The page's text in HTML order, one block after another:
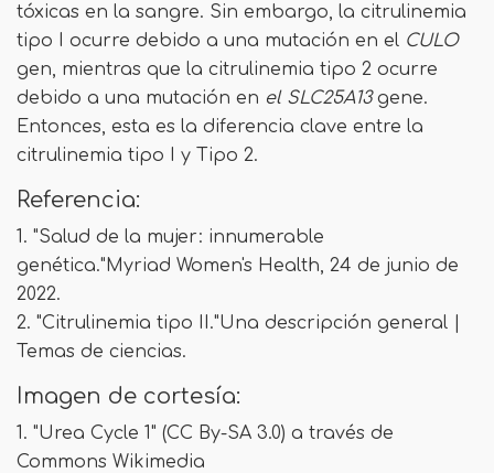
tóxicas en la sangre. Sin embargo, la citrulinemia
tipo I ocurre debido a una mutación en el CULO
gen, mientras que la citrulinemia tipo 2 ocurre
debido a una mutación en el SLC25A13gene.
Entonces, esta es la diferencia clave entre la
citrulinemia tipo I y Tipo 2.
Referencia:
1. "Salud de la mujer: innumerable
genética."Myriad Women's Health, 24 de junio de
2022.
2. "Citrulinemia tipo II."Una descripción general |
Temas de ciencias.
Imagen de cortesía:
1. "Urea Cycle 1" (CC By-SA 3.0) a través de
Commons Wikimedia